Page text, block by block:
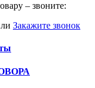
– звоните:
Закажите звонок